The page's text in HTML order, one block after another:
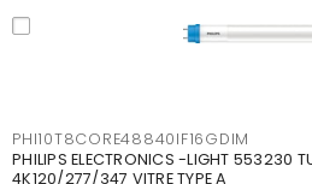
PHI10T8CORE48840IF16GDIM
PHILIPS ELECTRONICS -LIGHT 553230
4K120/277/347 VITRE TYPE A